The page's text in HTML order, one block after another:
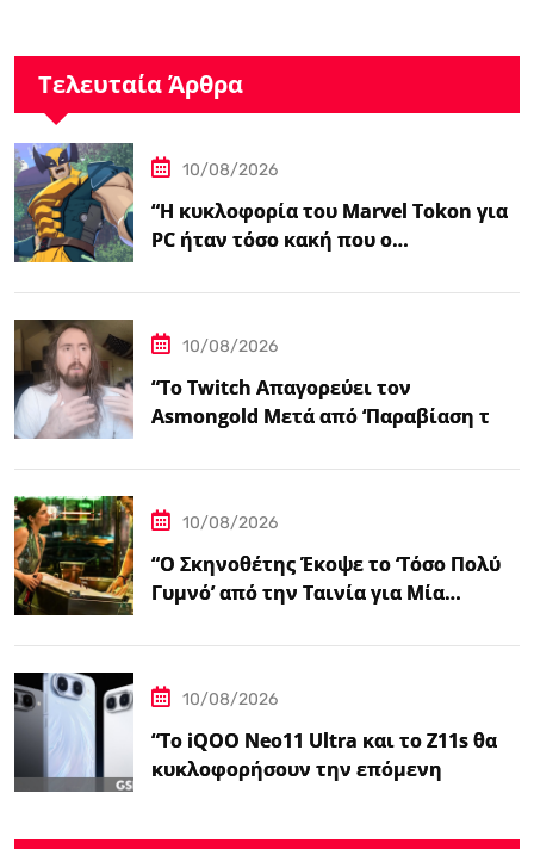
Τελευταία Άρθρα
10/08/2026
“Η κυκλοφορία του Marvel Tokon για
PC ήταν τόσο κακή που ο…
10/08/2026
“Το Twitch Απαγορεύει τον
Asmongold Μετά από ‘Παραβίαση των
Κοινότητας'”
10/08/2026
“Ο Σκηνοθέτης Έκοψε το ‘Τόσο Πολύ
Γυμνό’ από την Ταινία για Μία…
10/08/2026
“Το iQOO Neo11 Ultra και το Z11s θα
κυκλοφορήσουν την επόμενη